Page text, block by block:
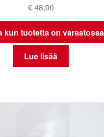
€48,00
kun tuotetta on varastossa
Lue lisää